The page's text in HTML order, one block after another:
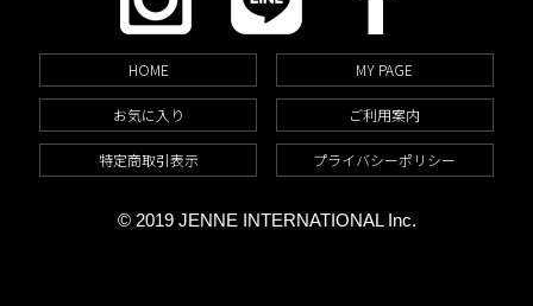
HOME MY PAGE
お気に入り ご利用案内
特定商取引表示 プライバシーポリシー
© 2019 JENNE INTERNATIONAL Inc.